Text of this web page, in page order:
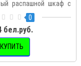
распашной шкаф с
0
бел.руб.
КУПИТЬ